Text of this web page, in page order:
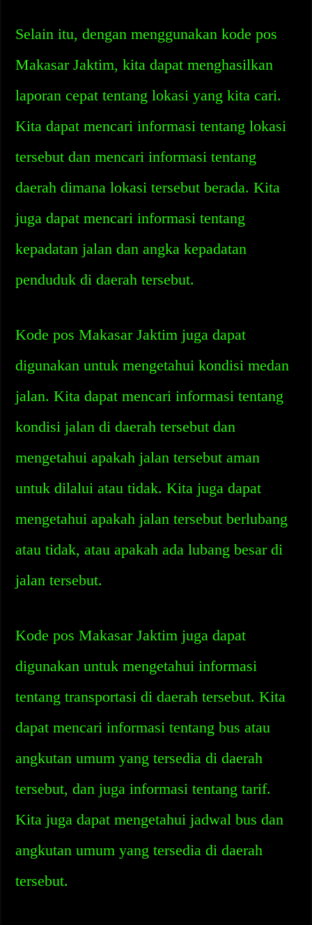
Selain itu, dengan menggunakan kode pos
Makasar Jaktim, kita dapat menghasilkan
laporan cepat tentang lokasi yang kita cari.
Kita dapat mencari informasi tentang lokasi
tersebut dan mencari informasi tentang
daerah dimana lokasi tersebut berada. Kita
juga dapat mencari informasi tentang
kepadatan jalan dan angka kepadatan
penduduk di daerah tersebut.
Kode pos Makasar Jaktim juga dapat
digunakan untuk mengetahui kondisi medan
jalan. Kita dapat mencari informasi tentang
kondisi jalan di daerah tersebut dan
mengetahui apakah jalan tersebut aman
untuk dilalui atau tidak. Kita juga dapat
mengetahui apakah jalan tersebut berlubang
atau tidak, atau apakah ada lubang besar di
jalan tersebut.
Kode pos Makasar Jaktim juga dapat
digunakan untuk mengetahui informasi
tentang transportasi di daerah tersebut. Kita
dapat mencari informasi tentang bus atau
angkutan umum yang tersedia di daerah
tersebut, dan juga informasi tentang tarif.
Kita juga dapat mengetahui jadwal bus dan
angkutan umum yang tersedia di daerah
tersebut.